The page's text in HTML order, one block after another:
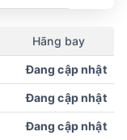
Hãng bay
Đang cập nhật
Đang cập nhật
Đang cập nhật